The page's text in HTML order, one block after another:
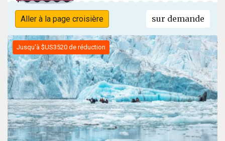
Aller à la page croisière sur demande
Jusqu'à $US3520 de réduction